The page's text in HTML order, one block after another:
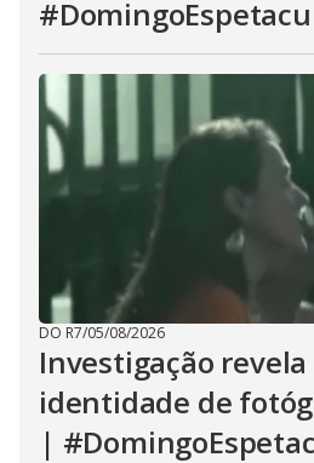
DO R7/05/08/2026
Investigação
identidade de
|